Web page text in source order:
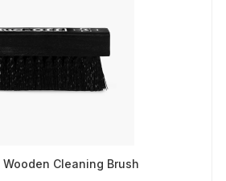
Cleaning Brush